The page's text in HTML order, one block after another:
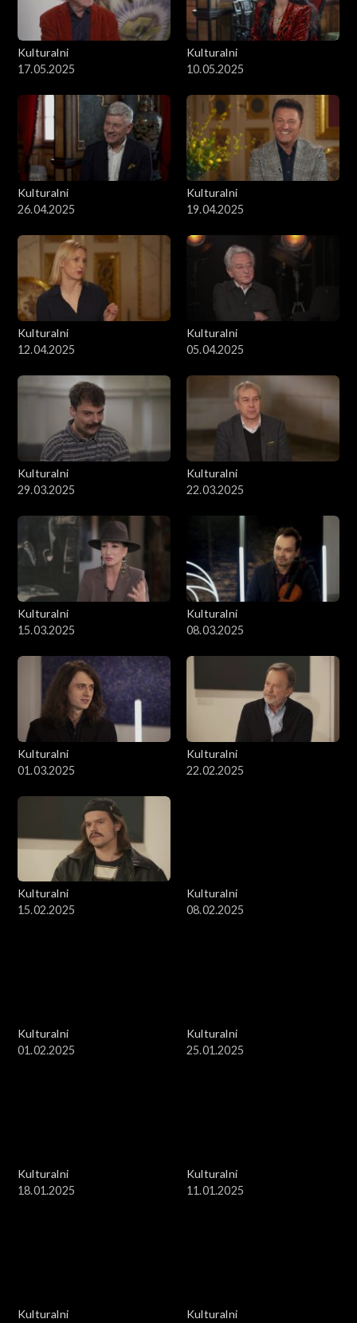
Kulturalni
17.05.2025
Kulturalni
10.05.2025
Kulturalni
26.04.2025
Kulturalni
19.04.2025
Kulturalni
12.04.2025
Kulturalni
05.04.2025
Kulturalni
29.03.2025
Kulturalni
22.03.2025
Kulturalni
15.03.2025
Kulturalni
08.03.2025
Kulturalni
01.03.2025
Kulturalni
22.02.2025
Kulturalni
15.02.2025
Kulturalni
08.02.2025
Kulturalni
01.02.2025
Kulturalni
25.01.2025
Kulturalni
18.01.2025
Kulturalni
11.01.2025
Kulturalni
Kulturalni